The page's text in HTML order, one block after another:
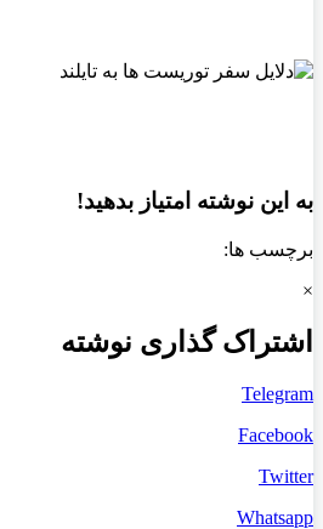
به این نوشته امتیاز بدهید!
برچسب ها:
×
اشتراک گذاری نوشته
Telegram
Facebook
Twitter
Whatsapp